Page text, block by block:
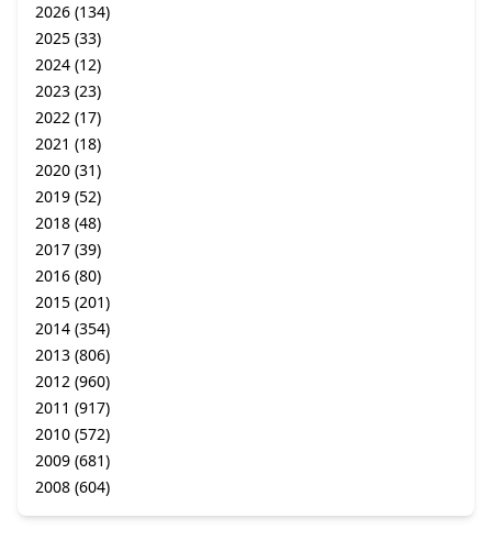
2026 (134)
2025 (33)
2024 (12)
2023 (23)
2022 (17)
2021 (18)
2020 (31)
2019 (52)
2018 (48)
2017 (39)
2016 (80)
2015 (201)
2014 (354)
2013 (806)
2012 (960)
2011 (917)
2010 (572)
2009 (681)
2008 (604)